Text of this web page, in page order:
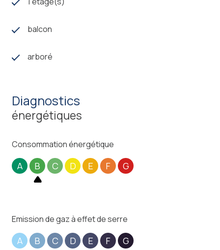
balcon
arboré
diagnostics
énergétiques
Consommation énergétique
A B C D E F G
Emission de gaz à effet de serre
A B C D E F G